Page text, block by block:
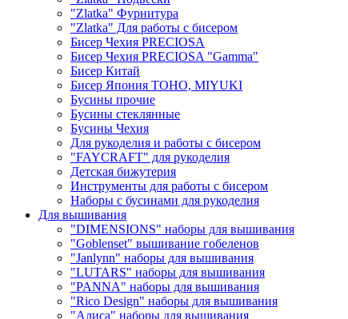
"Zlatka" Фурнитура
"Zlatka" Для работы с бисером
Бисер Чехия PRECIOSA
Бисер Чехия PRECIOSA "Gamma"
Бисер Китай
Бисер Япония TOHO, MIYUKI
Бусины прочие
Бусины стеклянные
Бусины Чехия
Для рукоделия и работы с бисером
"FAYCRAFT" для рукоделия
Детская бижутерия
Инструменты для работы с бисером
Наборы с бусинами для рукоделия
Для вышивания
"DIMENSIONS" наборы для вышивания
"Goblenset" вышивание гобеленов
"Janlynn" наборы для вышивания
"LUTARS" наборы для вышивания
"PANNA" наборы для вышивания
"Rico Design" наборы для вышивания
"Алиса" наборы для вышивания